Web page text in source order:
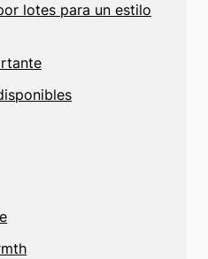
lotes para un estilo